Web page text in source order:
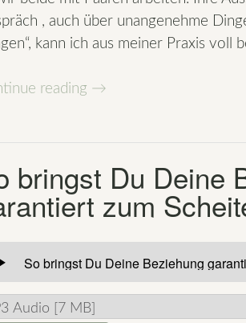
, auch über unangenehme
kann ich aus meiner Praxis voll
reading „Das
über
unangenehme
bringt
viel
in
Bewegung
→
bringst Du Deine
zum